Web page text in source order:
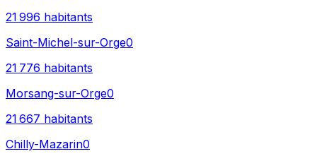
21 996 habitants
Saint-Michel-sur-Orge0
21 776 habitants
Morsang-sur-Orge0
21 667 habitants
Chilly-Mazarin0